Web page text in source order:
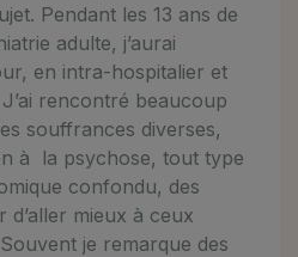
Pendant les 13 ans de
adulte, j’aurai
en intra-hospitalier et
rencontré beaucoup
souffrances diverses,
à la psychose, tout type
confondu, des
d’aller mieux à ceux
je remarque des